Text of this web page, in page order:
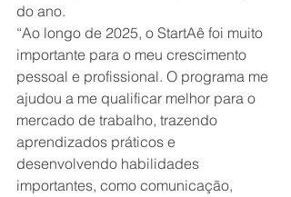
do ano.
“Ao longo de 2025, o StartAê foi muito
importante para o meu crescimento
pessoal e profissional. O programa me
ajudou a me qualificar melhor para o
mercado de trabalho, trazendo
aprendizados práticos e
desenvolvendo habilidades
importantes, como comunicação,